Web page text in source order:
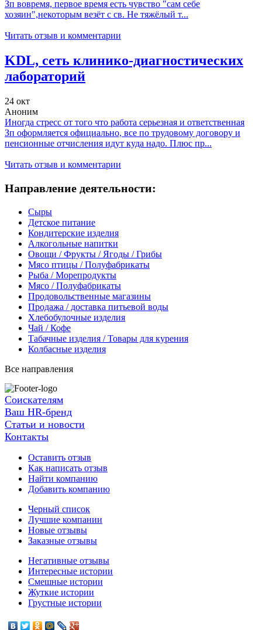
Зп вовремя, первое время есть чувство "сам себе
хозяин",некоторым везёт с св. Не тяжёлый т...
Читать отзыв и комментарии
KDL, сеть клинико-диагностических
лабораторий
24 окт
Аноним
Иногда стресс от того что работа серьезная и ответственная
Зп оформляется официально, все по трудовому договору и
пенсионные отчисления идут куда надо. Плюс пр...
Читать отзыв и комментарии
Направление деятельности:
Сыры
Детское питание
Кондитерские изделия
Алкогольные напитки
Овощи / Фрукты / Ягоды / Грибы
Мясо птицы / Полуфабрикаты
Рыба / Морепродукты
Мясо / Полуфабрикаты
Продовольственные магазины
Продажа / доставка питьевой воды
Хлебобулочные изделия
Чай / Кофе
Табачные изделия / Товары для курения
Колбасные изделия
Все направления
Соискателям
Ваш HR-бренд
Статьи и новости
Контакты
Оставить отзыв
Как написать отзыв
Найти компанию
Добавить компанию
Черный список
Лучшие компании
Новые отзывы
Заказные отзывы
Негативные отзывы
Интересные истории
Смешные истории
Жуткие истории
Грустные истории